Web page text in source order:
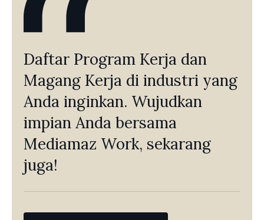
Daftar Program Kerja dan
Magang Kerja di industri yang
Anda inginkan. Wujudkan
impian Anda bersama
Mediamaz Work, sekarang
juga!